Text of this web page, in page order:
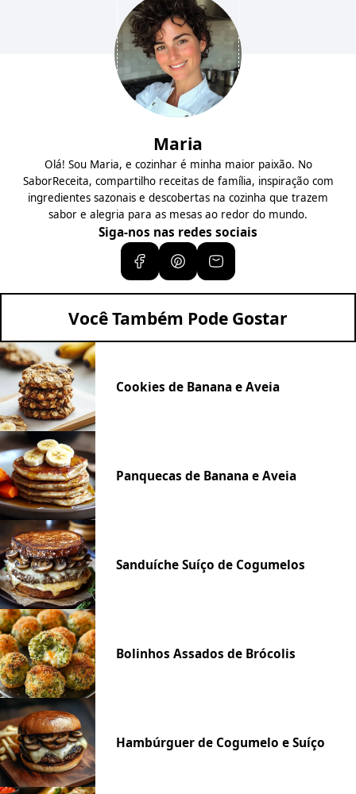
Maria
Olá! Sou Maria, e cozinhar é minha maior paixão. No
SaborReceita, compartilho receitas de família, inspiração com
ingredientes sazonais e descobertas na cozinha que trazem
sabor e alegria para as mesas ao redor do mundo.
Siga-nos nas redes sociais
Você Também Pode Gostar
Cookies de Banana e Aveia
Panquecas de Banana e Aveia
Sanduíche Suíço de Cogumelos
Bolinhos Assados de Brócolis
Hambúrguer de Cogumelo e Suíço